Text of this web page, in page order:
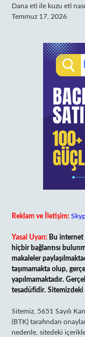
Dana eti ile kuzu eti
Temmuz 17, 2026
Reklam ve İletişim:
Yasal Uyarı: Bu internet
hiçbir bağlantısı
makaleler
taşımamakta olup,
yapılmamaktadır.
tesadüfidir. Sitemizdeki
Sitemiz, 5651 Sayılı
(BTK) tarafından
nedenle, sitedeki